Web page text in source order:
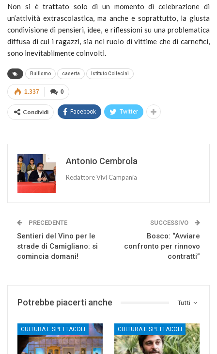
Non si è trattato solo di un momento di celebrazione di
un’attività extrascolastica, ma anche e soprattutto, la giusta
condivisione di pensieri, idee, e riflessioni su una problematica
diffusa di cui i ragazzi, sia nel ruolo di vittime che di carnefici,
sono inevitabilmente coinvolti.
Bullismo caserta Istituto Collecini
0
1.337
Condividi Facebook Twitter
Antonio Cembrola
Redattore Vivi Campania
PRECEDENTE
Sentieri del Vino per le
strade di Camigliano: si
comincia domani!
SUCCESSIVO
Bosco: “Avviare
confronto per rinnovo
contratti”
Tutti
Potrebbe piacerti anche
CULTURA E SPETTACOLI CULTURA E SPETTACOLI